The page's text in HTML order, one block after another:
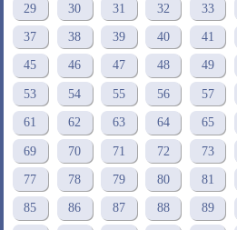
29 30 31 32 33
37 38 39 40 41
45 46 47 48 49
53 54 55 56 57
61 62 63 64 65
69 70 71 72 73
77 78 79 80 81
85 86 87 88 89